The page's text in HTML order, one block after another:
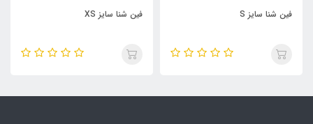
فین شنا سایز S
فین شنا سایز XS